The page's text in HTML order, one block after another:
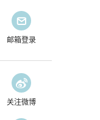
邮箱登录
关注微博